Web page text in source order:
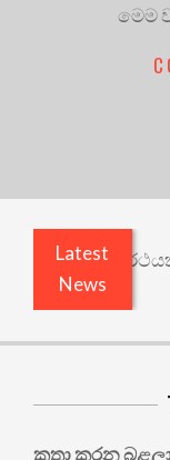
මෙම
Latest
News
වෙනත්
කතා කරන